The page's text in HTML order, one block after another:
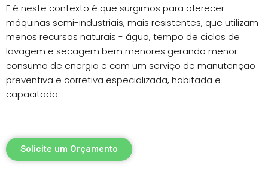
E é neste contexto é que surgimos para oferecer
máquinas semi-industriais, mais resistentes, que utilizam
menos recursos naturais - água, tempo de ciclos de
lavagem e secagem bem menores gerando menor
consumo de energia e com um serviço de manutenção
preventiva e corretiva especializada, habitada e
capacitada.
Solicite um Orçamento